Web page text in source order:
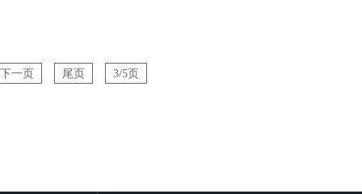
下一页 尾页 3/5页